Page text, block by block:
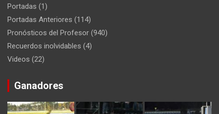
Portadas (1)
Portadas Anteriores (114)
Pronósticos del Profesor (940)
Recuerdos inolvidables (4)
Videos (22)
Ganadores